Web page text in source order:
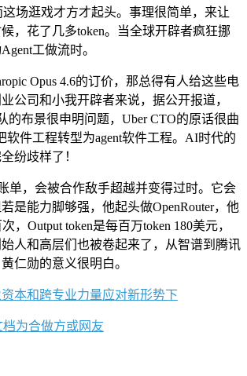
这场逛戏才方才起头。事理很简单，来让
，花了几多token。当全球开辟者疯狂挪
工做流时。
Opus 4.6的订价，那总得有人给这些电
公司和小我开辟者来说，据公开报道，
的布景很申明问题，Uber CTO的原话很曲
软件工程转型为agent软件工程。AI时代的
纷歧样了！
，会被合作敌手超越并变得过时。它会
是能力脚够强，他起头做OpenRouter，他
，Output token是每百万token 180美元，
人和高层们也被卷起来了，从智谱到腾讯
仁勋的意义很明白。
本和跨专业力量应对新形势下
档为合做方或网友